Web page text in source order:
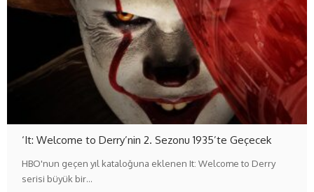
‘It: Welcome to Derry’nin 2. Sezonu 1935’te Geçecek
HBO'nun geçen yıl kataloğuna eklenen It: Welcome to Derry
serisi büyük bir…